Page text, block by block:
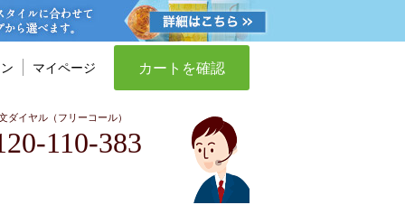
マイページ カートを確認
ダイヤル（フリーコール）
110-383